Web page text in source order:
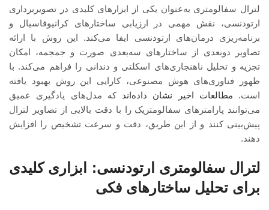
لترال سفالومتری به‌عنوان یکی از ابزارهای کلیدی در تصویربرداری
ارتودنسی، نقش مهمی در ارزیابی ساختارهای کرانیوفاسیال و
برنامه‌ریزی درمان‌های ارتودنسی ایفا می‌کند. این روش با ارائه
تصاویر دو‌بعدی از ساختارهای سه‌بعدی صورت و جمجمه، امکان
تجزیه و تحلیل ناهنجاری‌های اسکلتی و دندانی را فراهم می‌کند. با
ظهور فناوری‌های هوش مصنوعی، کارایی این روش بهبود یافته
است. مطالعات اخیر نشان داده‌اند که مدل‌های یادگیری عمیق
می‌توانند پارامترهای سفالومتریک را با دقت بالایی از تصاویر لترال
پیش‌بینی کنند و از این طریق، دقت و سرعت تشخیص را افزایش
دهند.
لترال سفالومتری ارتودنسی: ابزاری کلیدی
برای تحلیل ساختارهای فکی